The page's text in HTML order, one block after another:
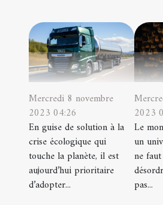
Mercredi 8 novembre
2023 04:26
En guise de solution à la
crise écologique qui
touche la planète, il est
aujourd’hui prioritaire
d’adopter...
2023
Le
un
ne
pas...